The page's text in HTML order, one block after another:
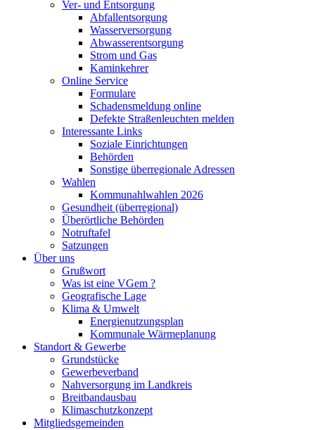
Ver- und Entsorgung
Abfallentsorgung
Wasserversorgung
Abwasserentsorgung
Strom und Gas
Kaminkehrer
Online Service
Formulare
Schadensmeldung online
Defekte Straßenleuchten melden
Interessante Links
Soziale Einrichtungen
Behörden
Sonstige überregionale Adressen
Wahlen
Kommunahlwahlen 2026
Gesundheit (überregional)
Überörtliche Behörden
Notruftafel
Satzungen
Über uns
Grußwort
Was ist eine VGem ?
Geografische Lage
Klima & Umwelt
Energienutzungsplan
Kommunale Wärmeplanung
Standort & Gewerbe
Grundstücke
Gewerbeverband
Nahversorgung im Landkreis
Breitbandausbau
Klimaschutzkonzept
Mitgliedsgemeinden